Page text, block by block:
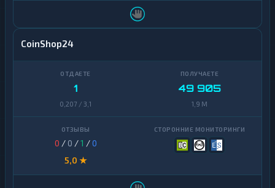
CoinShop24
1
0,207 / 3,1
49 905
1,9 M
0 / 0 /1 /0
5,0 ★